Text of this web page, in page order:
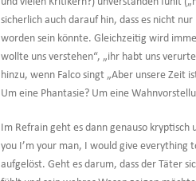
sicherlich auch darauf hin, dass es nicht
worden sein könnte. Gleichzeitig wird
wollte uns verstehen“, „ihr habt uns
hinzu, wenn Falco singt „Aber unsere Zeit
Um eine Phantasie? Um eine
Im Refrain geht es dann genauso
you I’m your man, I would give everything
aufgelöst. Geht es darum, dass der Täter